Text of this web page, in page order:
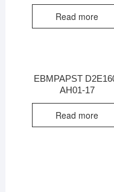
Read more
EBMPAPST
AH01-17
Read more